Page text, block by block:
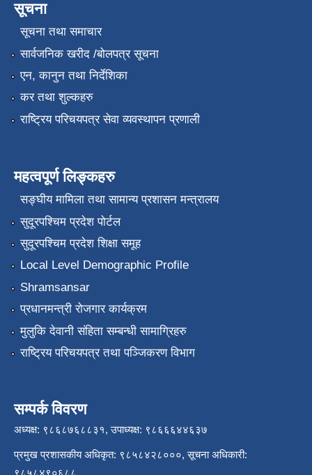
सूचना
सूचना तथा समाचार
सार्वजनिक खरीद /बोलपत्र सूचना
एन, कानुन तथा निर्देशिका
कर तथा शुल्कहरु
राष्ट्रिय परिचयपत्र सेवा व्यवस्थापन प्रणाली
महत्वपूर्ण लिङ्कहरु
सङ्‍घीय मामिला तथा सामान्य प्रशासन मन्त्रालय
सुदूरपश्चिम प्रदेश पोर्टल
सुदूरपश्चिम प्रदेश शिक्षा समूह
Local Level Demographic Profile
Shramsansar
प्रधानमन्त्री रोजगार कार्यक्रम
मुलुकि देवानी संहिता सम्बन्धी सामाग्रिहरु
राष्ट्रिय परिचयपत्र तथा पञ्जिकरण विभाग
सम्पर्क विवरण
अध्यक्ष: ९८६८७६८८३१, उपाध्यक्ष: ९८६६६४४६३७
प्रमुख प्रशासकीय अधिकृत: ९८५८४२८०००, सूचना अधिकारी:
९८५८४९०६८८